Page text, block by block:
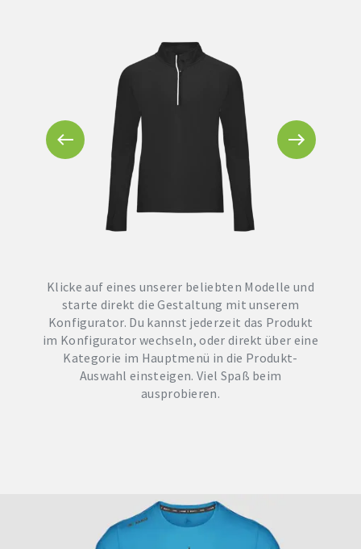
Klicke auf eines unserer beliebten Modelle und
starte direkt die Gestaltung mit unserem
Konfigurator. Du kannst jederzeit das Produkt
im Konfigurator wechseln, oder direkt über eine
Kategorie im Hauptmenü in die Produkt-
Auswahl einsteigen. Viel Spaß beim
ausprobieren.